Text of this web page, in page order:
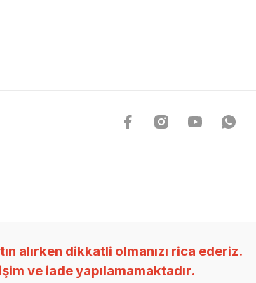
alırken dikkatli olmanızı rica ederiz.
ve iade yapılamamaktadır.